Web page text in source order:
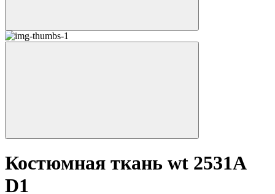
Костюмная ткань wt 2531A
D1